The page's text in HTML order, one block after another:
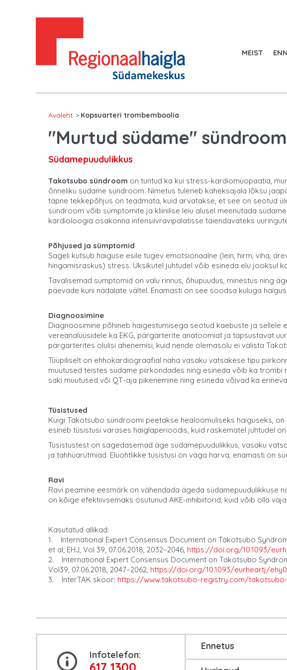
MEIST
Avaleht Kopsuarteri trombemboolia
"Murtud südame" sündroom
Südamepuudulikkus
Takotsubo sündroom on tuntud ka kui stress-kardiomüopaatia,
õnneliku südame sündroom. Nimetus tuleneb kaheksajala lõksu
täpne tekkepõhjus on teadmata, kuid arvatakse, et see on seotud
sündroom võib sümptomite ja kliinilise leiu alusel meenutada
kardioloogia osakonna intensiivravipalatisse täiendavateks
Põhjused ja sümptomid
Sageli kutsub haiguse esile tugev emotsionaalne (lein, hirm, viha,
hingamisraskus) stress. Üksikutel juhtudel võib esineda elu jooksul
Tavalisemad sümptomid on valu rinnus, õhupuudus, minestus ning
päevade kuni nädalate vältel. Enamasti on see soodsa kuluga
Diagnoosimine
Diagnoosimine põhineb haigestumisega seotud kaebuste ja sellele
vereanalüüsidele ka EKG, pärgarterite anatoomiat ja täpsustavat
pärgarterites olulisi ahenemisi, kuid nende olemasolu ei välista
Tüüpiliselt on ehhokardiograafial näha vasaku vatsakese tipu
muutused teistes südame piirkondades ning esineda võib ka
saki muutused või QT-aja pikenemine ning esineda võivad ka
Tüsistused
Kuigi Takotsubo sündroomi peetakse healoomuliseks haiguseks,
esineb tüsistusi varases haiglaperioodis, kuid raskematel juhtudel
Tüsistustest on sagedasemad äge südamepuudulikkus, vasaku
ja tahhüarütmiad. Eluohtlikke tüsistusi on väga harva, enamasti on
Ravi
Ravi peamine eesmärk on vähendada ägeda südamepuudulikkuse
on kõige efektiivsemaks osutunud AKE-inhibiitorid, kuid võib olla
Kasutatud allikad:
1. International Expert Consensus Document on Takotsubo
et al; EHJ, Vol 39, 07.06.2018, 2032–2046, https://doi.org/10.1093/
2. International Expert Consensus Document on Takotsubo
Vol39, 07.06.2018, 2047–2062, https://doi.org/10.1093/eurheartj/
3. InterTAK skoor: https://www.takotsubo-registry.com/
Infotelefon:
617 1300
Ennetus